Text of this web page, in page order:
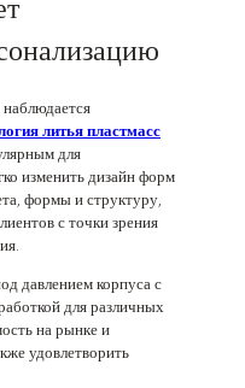
литья пластмасс
для
изменить дизайн форм
формы и структуру,
с точки зрения
давлением корпуса с
для различных
на рынке и
удовлетворить